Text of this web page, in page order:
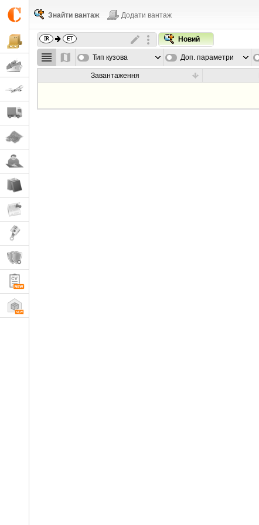
Знайти вантаж Додати вантаж
Новий
Тип кузова Доп. параметри
Завантаження